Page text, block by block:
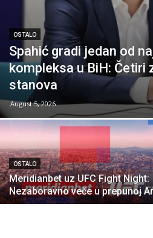
OSTALO
Spahić gradi jedan od
kompleksa u BiH: Četiri
stanova
August 5, 2026
OSTALO
Meridianbet uz UFC Fight Night:
Nezaboravno veče u prepunoj